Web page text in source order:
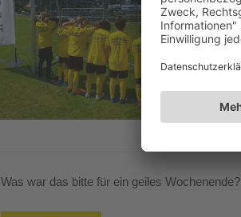
Was war das bitte für ein geiles Wochenende?